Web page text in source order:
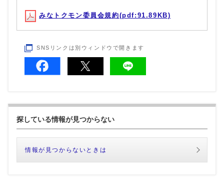
みなトクモン委員会規約(pdf:91.89KB)
SNSリンクは別ウィンドウで開きます
探している情報が見つからない
情報が見つからないときは